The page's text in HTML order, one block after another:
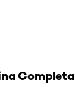
Completa